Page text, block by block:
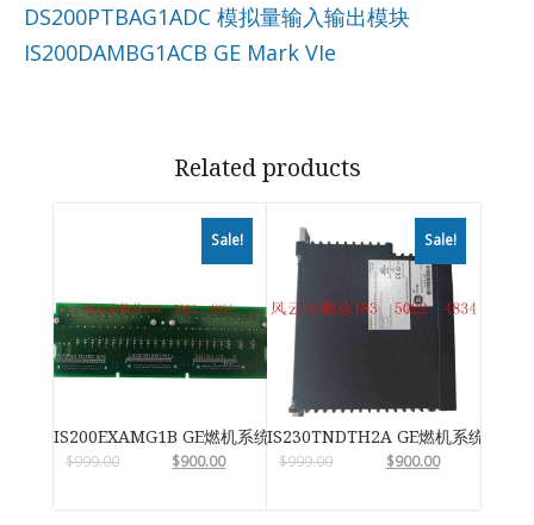
DS200PTBAG1ADC 模拟量输入输出模块
IS200DAMBG1ACB GE Mark VIe
Related products
Sale!
IS200EXAMG1B GE燃机系统
$999.00 $900.00
Sale!
IS230TNDTH2A GE燃机系统
$999.00 $900.00